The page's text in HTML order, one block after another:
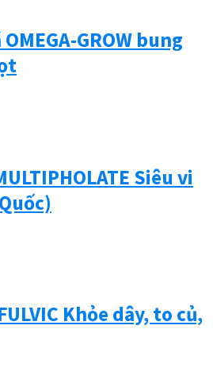
GROW bung
Siêu vi
Khỏe dây, to củ,